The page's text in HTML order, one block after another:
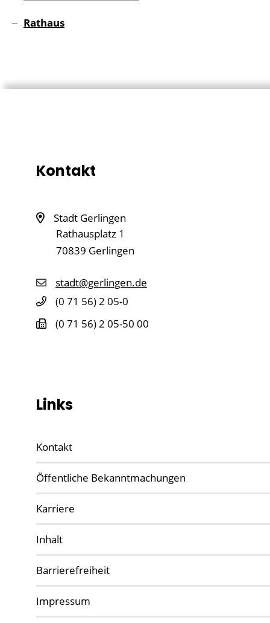
Rathaus
Kontakt
Stadt Gerlingen
Rathausplatz 1
70839 Gerlingen
stadt@gerlingen.de
(0 71 56) 2 05-0
(0 71 56) 2 05-50 00
Links
Kontakt
Öffentliche Bekanntmachungen
Karriere
Inhalt
Barrierefreiheit
Impressum